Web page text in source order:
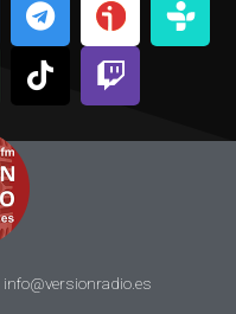
info@versionradio.es